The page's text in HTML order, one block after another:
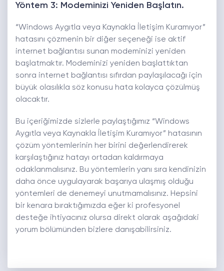
Yöntem 3: Modeminizi Yeniden Başlatın.
“Windows Aygıtla veya Kaynakla İletişim Kuramıyor”
hatasını çözmenin bir diğer seçeneği ise aktif
internet bağlantısı sunan modeminizi yeniden
başlatmaktır. Modeminizi yeniden başlattıktan
sonra internet bağlantısı sıfırdan paylaşılacağı için
büyük olasılıkla söz konusu hata kolayca çözülmüş
olacaktır.
Bu içeriğimizde sizlerle paylaştığımız “Windows
Aygıtla veya Kaynakla İletişim Kuramıyor” hatasının
çözüm yöntemlerinin her birini değerlendirerek
karşılaştığınız hatayı ortadan kaldırmaya
odaklanmalısınız. Bu yöntemlerin yanı sıra kendinizin
daha önce uygulayarak başarıya ulaşmış olduğu
yöntemleri de denemeyi unutmamalısınız. Hepsini
bir kenara bıraktığımızda eğer ki profesyonel
desteğe ihtiyacınız olursa direkt olarak aşağıdaki
yorum bölümünden bizlere danışabilirsiniz.